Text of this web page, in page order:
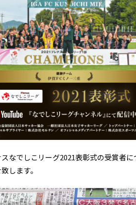
なでしこリーグ2021表彰式の受賞者
します。